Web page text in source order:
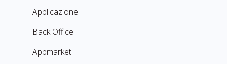
Applicazione
Back Office
Appmarket